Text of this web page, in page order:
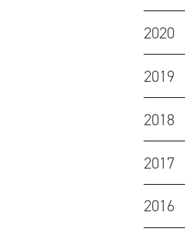
2020
2019
2018
2017
2016